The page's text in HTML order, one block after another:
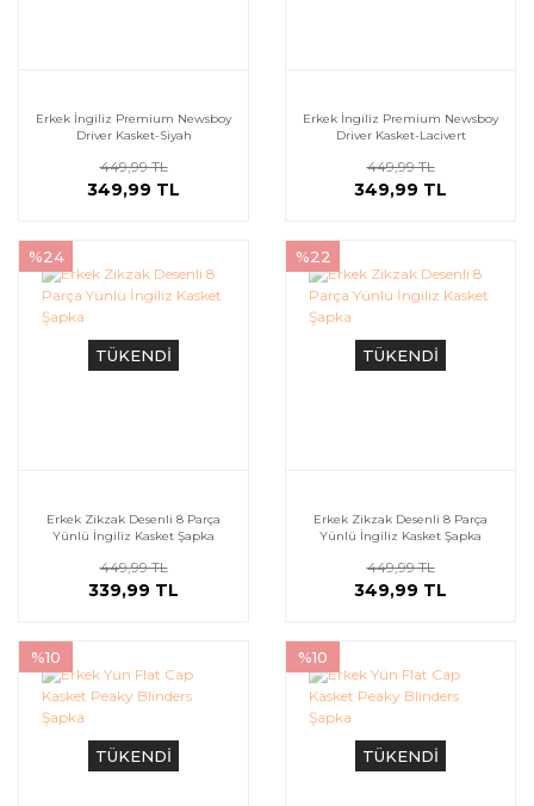
Erkek İngiliz Premium Newsboy
Driver Kasket-Siyah
449,99 TL
349,99 TL
Erkek İngiliz Premium Newsboy
Driver Kasket-Lacivert
449,99 TL
349,99 TL
TÜKENDİ
%24
Erkek Zikzak Desenli 8 Parça
Yünlü İngiliz Kasket Şapka
449,99 TL
339,99 TL
TÜKENDİ
%22
Erkek Zikzak Desenli 8 Parça
Yünlü İngiliz Kasket Şapka
449,99 TL
349,99 TL
TÜKENDİ
%10
TÜKENDİ
%10